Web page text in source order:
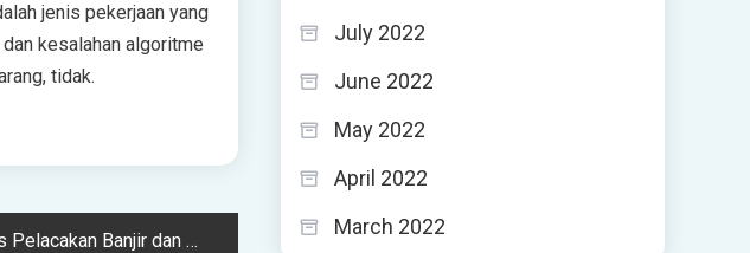
jenis pekerjaan yang
kesalahan algoritme
tidak.
Kebakaran ke Lebih Banyak Negara
July 2022
June 2022
May 2022
April 2022
March 2022